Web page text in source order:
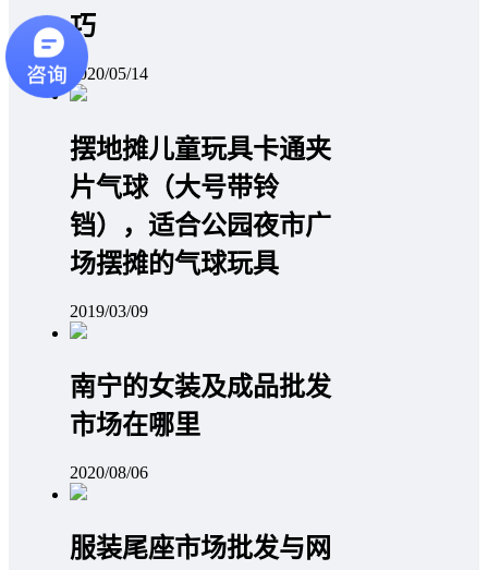
巧
2020/05/14
摆地摊儿童玩具卡通夹
片气球（大号带铃
铛），适合公园夜市广
场摆摊的气球玩具
2019/03/09
南宁的女装及成品批发
市场在哪里
2020/08/06
服装尾座市场批发与网